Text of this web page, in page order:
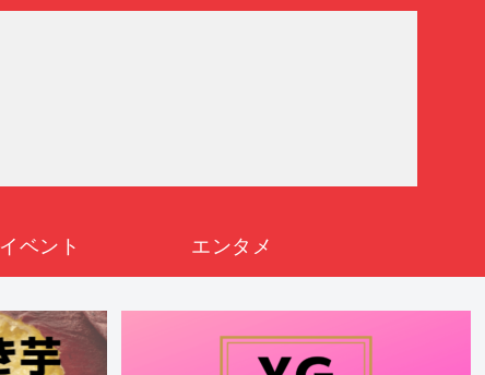
イベント エンタメ